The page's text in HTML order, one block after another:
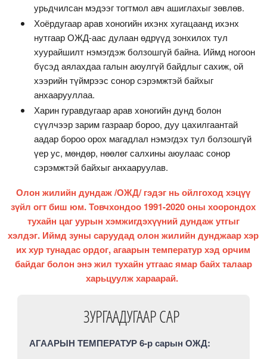
урьдчилсан мэдээг тогтмол авч ашиглахыг зөвлөв.
Хоёрдугаар арав хоногийн ихэнх хугацаанд ихэнх
нутгаар ОЖД-аас дулаан өдрүүд зонхилох тул
хуурайшилт нэмэгдэж болзошгүй байна. Иймд ногоон
бүсэд аялахдаа галын аюулгүй байдлыг сахиж, ой
хээрийн түймрээс сонор сэрэмжтэй байхыг
анхаарууллаа.
Харин гуравдугаар арав хоногийн дунд болон
сүүлчээр зарим газраар бороо, дуу цахилгаантай
аадар бороо орох магадлал нэмэгдэх тул болзошгүй
үер ус, мөндөр, нөөлөг салхины аюулаас сонор
сэрэмжтэй байхыг анхааруулав.
Олон жилийн дундаж /ОЖД/ гэдэг нь ойлгоход хэцүү
зүйл огт биш юм. Товчхондоо 1991-2020 оны хоорондох
тухайн цаг уурын хэмжигдэхүүний дундаж утгыг
хэлдэг. Иймд зуны саруудад олон жилийн дунджаар хэр
их хур тунадас ордог, агаарын температур хэд орчим
байдаг болон энэ жил тухайн утгаас ямар байх талаар
харьцуулж хараарай.
ЗУРГААДУГААР САР
АГААРЫН ТЕМПЕРАТУР 6-р сарын ОЖД: